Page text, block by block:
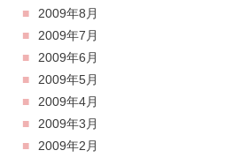
2009年8月
2009年7月
2009年6月
2009年5月
2009年4月
2009年3月
2009年2月